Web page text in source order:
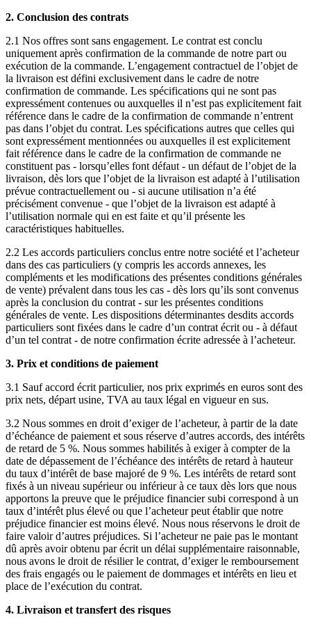
2. Conclusion des contrats
2.1 Nos offres sont sans engagement. Le contrat est conclu
uniquement après confirmation de la commande de notre part ou
exécution de la commande. L’engagement contractuel de l’objet de
la livraison est défini exclusivement dans le cadre de notre
confirmation de commande. Les spécifications qui ne sont pas
expressément contenues ou auxquelles il n’est pas explicitement fait
référence dans le cadre de la confirmation de commande n’entrent
pas dans l’objet du contrat. Les spécifications autres que celles qui
sont expressément mentionnées ou auxquelles il est explicitement
fait référence dans le cadre de la confirmation de commande ne
constituent pas - lorsqu’elles font défaut - un défaut de l’objet de la
livraison, dès lors que l’objet de la livraison est adapté à l’utilisation
prévue contractuellement ou - si aucune utilisation n’a été
précisément convenue - que l’objet de la livraison est adapté à
l’utilisation normale qui en est faite et qu’il présente les
caractéristiques habituelles.
2.2 Les accords particuliers conclus entre notre société et l’acheteur
dans des cas particuliers (y compris les accords annexes, les
compléments et les modifications des présentes conditions générales
de vente) prévalent dans tous les cas - dès lors qu’ils sont convenus
après la conclusion du contrat - sur les présentes conditions
générales de vente. Les dispositions déterminantes desdits accords
particuliers sont fixées dans le cadre d’un contrat écrit ou - à défaut
d’un tel contrat - de notre confirmation écrite adressée à l’acheteur.
3. Prix et conditions de paiement
3.1 Sauf accord écrit particulier, nos prix exprimés en euros sont des
prix nets, départ usine, TVA au taux légal en vigueur en sus.
3.2 Nous sommes en droit d’exiger de l’acheteur, à partir de la date
d’échéance de paiement et sous réserve d’autres accords, des intérêts
de retard de 5 %. Nous sommes habilités à exiger à compter de la
date de dépassement de l’échéance des intérêts de retard à hauteur
du taux d’intérêt de base majoré de 9 %. Les intérêts de retard sont
fixés à un niveau supérieur ou inférieur à ce taux dès lors que nous
apportons la preuve que le préjudice financier subi correspond à un
taux d’intérêt plus élevé ou que l’acheteur peut établir que notre
préjudice financier est moins élevé. Nous nous réservons le droit de
faire valoir d’autres préjudices. Si l’acheteur ne paie pas le montant
dû après avoir obtenu par écrit un délai supplémentaire raisonnable,
nous avons le droit de résilier le contrat, d’exiger le remboursement
des frais engagés ou le paiement de dommages et intérêts en lieu et
place de l’exécution du contrat.
4. Livraison et transfert des risques